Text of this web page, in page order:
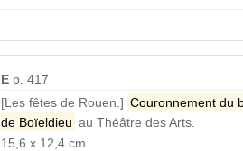
E p. 417
[Les fêtes de Rouen.] Couronnement du
de Boïeldieu au Théâtre des Arts.
15,6 x 12,4 cm